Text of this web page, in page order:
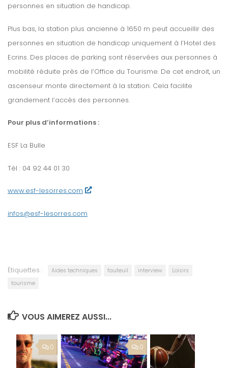
personnes en situation de handicap.
Plus bas, la station plus ancienne à 1650 m peut accueillir des
personnes en situation de handicap uniquement à l’Hotel des
Ecrins. Des places de parking sont réservées aux personnes à
mobilité réduite près de l’Office du Tourisme. De cet endroit, un
ascenseur monte directement à la station. Cela facilite
grandement l’accès des personnes.
Pour plus d’informations :
ESF La Bulle
Tél : 04 92 44 01 30
www.esf-lesorres.com
infos@esf-lesorres.com
Étiquettes : Aides techniques fauteuil interview
Loisirs
tourisme
VOUS AIMEREZ AUSSI...
0
0